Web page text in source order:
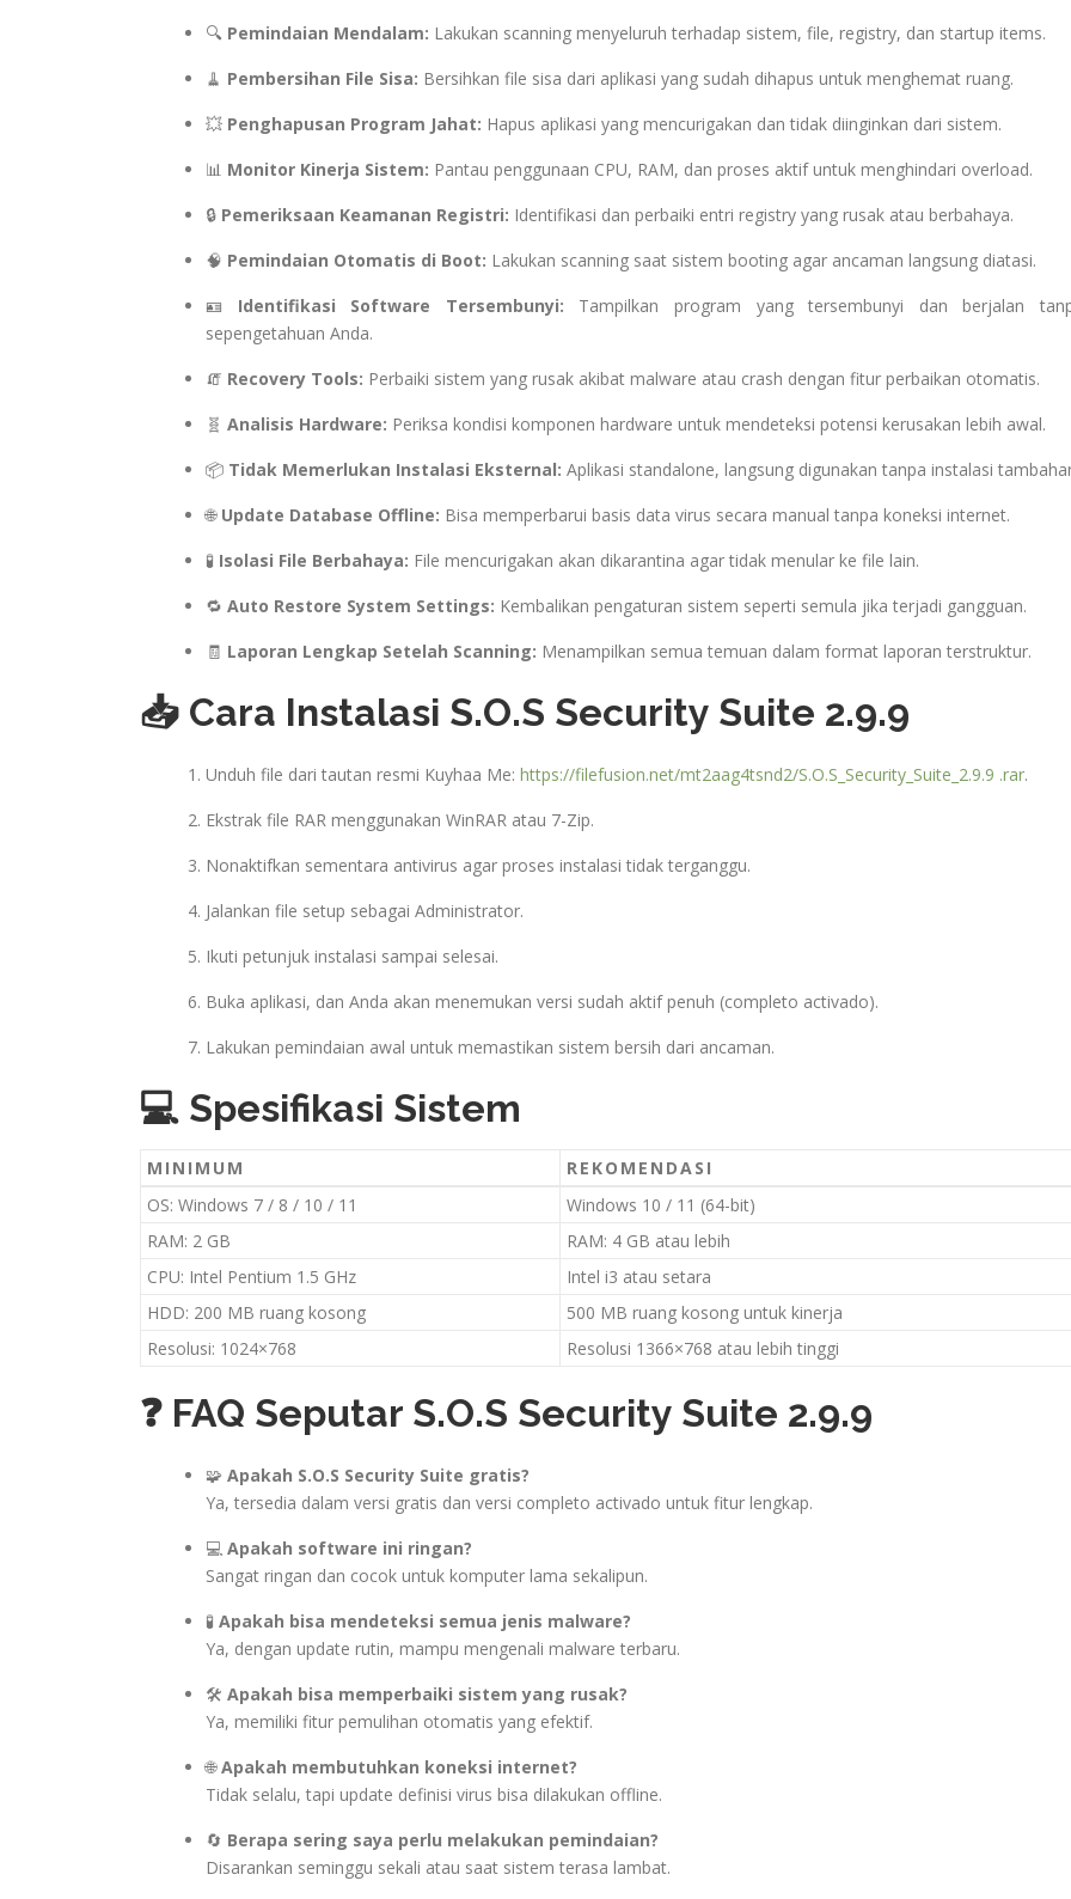
🔍 Pemindaian Mendalam: Lakukan scanning menyeluruh terhadap sistem, file, registry, dan startup items.
🧹 Pembersihan File Sisa: Bersihkan file sisa dari aplikasi yang sudah dihapus untuk menghemat ruang.
💥 Penghapusan Program Jahat: Hapus aplikasi yang mencurigakan dan tidak diinginkan dari sistem.
📊 Monitor Kinerja Sistem: Pantau penggunaan CPU, RAM, dan proses aktif untuk menghindari overload.
🔒 Pemeriksaan Keamanan Registri: Identifikasi dan perbaiki entri registry yang rusak atau berbahaya.
🧠 Pemindaian Otomatis di Boot: Lakukan scanning saat sistem booting agar ancaman langsung diatasi.
🪪 Identifikasi Software Tersembunyi: Tampilkan program yang tersembunyi dan berjalan
sepengetahuan Anda.
🧯 Recovery Tools: Perbaiki sistem yang rusak akibat malware atau crash dengan fitur perbaikan otomatis.
🧬 Analisis Hardware: Periksa kondisi komponen hardware untuk mendeteksi potensi kerusakan lebih awal.
📦 Tidak Memerlukan Instalasi Eksternal: Aplikasi standalone, langsung digunakan tanpa instalasi
🌐 Update Database Offline: Bisa memperbarui basis data virus secara manual tanpa koneksi internet.
🧪 Isolasi File Berbahaya: File mencurigakan akan dikarantina agar tidak menular ke file lain.
🔁 Auto Restore System Settings: Kembalikan pengaturan sistem seperti semula jika terjadi gangguan.
🧾 Laporan Lengkap Setelah Scanning: Menampilkan semua temuan dalam format laporan terstruktur.
📥 Cara Instalasi S.O.S Security Suite 2.9.9
Unduh file dari tautan resmi Kuyhaa Me: https://filefusion.net/mt2aag4tsnd2/S.O.S_Security_Suite_2.9.9 .rar.
Ekstrak file RAR menggunakan WinRAR atau 7-Zip.
Nonaktifkan sementara antivirus agar proses instalasi tidak terganggu.
Jalankan file setup sebagai Administrator.
Ikuti petunjuk instalasi sampai selesai.
Buka aplikasi, dan Anda akan menemukan versi sudah aktif penuh (completo activado).
Lakukan pemindaian awal untuk memastikan sistem bersih dari ancaman.
💻 Spesifikasi Sistem
MINIMUM
REKOMENDASI
OS: Windows 7 / 8 / 10 / 11
Windows 10 / 11 (64-bit)
RAM: 2 GB
RAM: 4 GB atau lebih
CPU: Intel Pentium 1.5 GHz
Intel i3 atau setara
HDD: 200 MB ruang kosong
500 MB ruang kosong untuk kinerja
Resolusi: 1024×768
Resolusi 1366×768 atau lebih tinggi
❓ FAQ Seputar S.O.S Security Suite 2.9.9
🧩 Apakah S.O.S Security Suite gratis?
Ya, tersedia dalam versi gratis dan versi completo activado untuk fitur lengkap.
💻 Apakah software ini ringan?
Sangat ringan dan cocok untuk komputer lama sekalipun.
🧪 Apakah bisa mendeteksi semua jenis malware?
Ya, dengan update rutin, mampu mengenali malware terbaru.
🛠️ Apakah bisa memperbaiki sistem yang rusak?
Ya, memiliki fitur pemulihan otomatis yang efektif.
🌐Apakah membutuhkan koneksi internet?
Tidak selalu, tapi update definisi virus bisa dilakukan offline.
🔄 Berapa sering saya perlu melakukan pemindaian?
Disarankan seminggu sekali atau saat sistem terasa lambat.